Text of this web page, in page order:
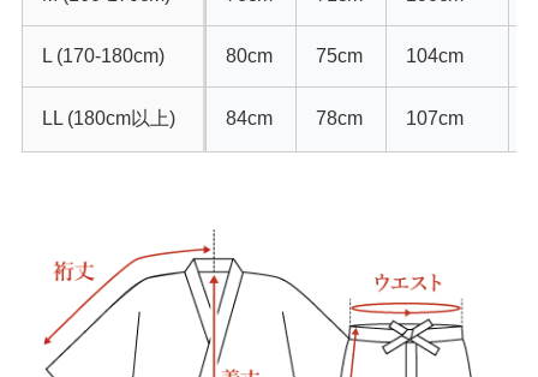
L (170-180cm) 80cm 75cm 104cm
LL (180cm以上) 84cm 78cm 107cm